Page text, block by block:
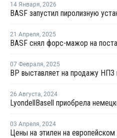
14 Января, 2026
21 Апреля, 2025
07 Февраля, 2025
26 Августа, 2024
03 Апреля, 2024